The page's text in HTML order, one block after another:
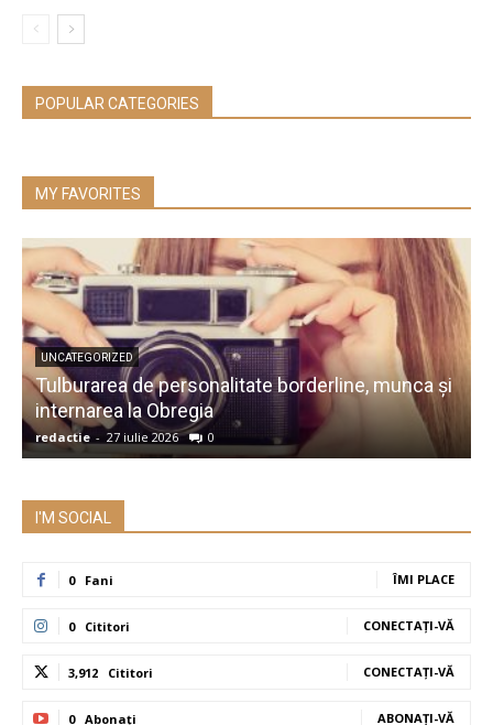
POPULAR CATEGORIES
MY FAVORITES
UNCATEGORIZED
Tulburarea de personalitate borderline, munca și
internarea la Obregia
redactie - 27 iulie 2026 0
I'M SOCIAL
0 Fani ÎMI PLACE
0 Cititori CONECTAȚI-VĂ
3,912 Cititori CONECTAȚI-VĂ
0 Abonați ABONAȚI-VĂ